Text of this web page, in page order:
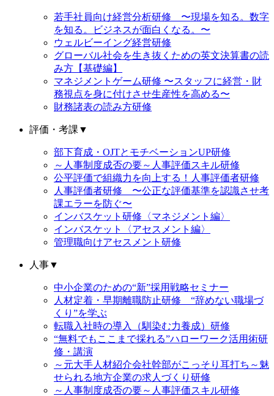
若手社員向け経営分析研修 〜現場を知る。数字
を知る。ビジネスが面白くなる。〜
ウェルビーイング経営研修
グローバル社会を生き抜くための英文決算書の読
み方【基礎編】
マネジメントゲーム研修 〜スタッフに経営・財
務視点を身に付けさせ生産性を高める〜
財務諸表の読み方研修
評価・考課 ▼
部下育成・OJTとモチベーションUP研修
～人事制度成否の要～人事評価スキル研修
公平評価で組織力を向上する！人事評価者研修
人事評価者研修 〜公正な評価基準を認識させ考
課エラーを防ぐ〜
インバスケット研修〈マネジメント編〉
インバスケット〈アセスメント編〉
管理職向けアセスメント研修
人事▼
中小企業のための“新”採用戦略セミナー
人材定着・早期離職防止研修 “辞めない職場づ
くり”を学ぶ
転職入社時の導入（馴染む力養成）研修
“無料でもここまで採れる”ハローワーク活用術研
修・講演
～元大手人材紹介会社幹部がこっそり耳打ち～魅
せられる地方企業の求人づくり研修
～人事制度成否の要～人事評価スキル研修